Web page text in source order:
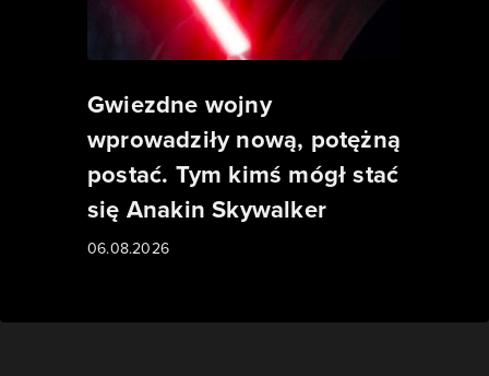
Gwiezdne wojny
wprowadziły nową, potężną
postać. Tym kimś mógł stać
się Anakin Skywalker
06.08.2026